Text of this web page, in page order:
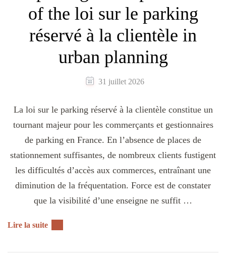
of the loi sur le parking
réservé à la clientèle in
urban planning
31 juillet 2026
La loi sur le parking réservé à la clientèle constitue un
tournant majeur pour les commerçants et gestionnaires
de parking en France. En l’absence de places de
stationnement suffisantes, de nombreux clients fustigent
les difficultés d’accès aux commerces, entraînant une
diminution de la fréquentation. Force est de constater
que la visibilité d’une enseigne ne suffit …
Lire la suite